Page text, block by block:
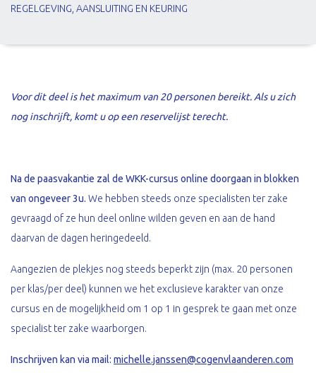
REGELGEVING, AANSLUITING EN KEURING
Voor dit deel is het maximum van 20 personen bereikt. Als u zich
nog inschrijft, komt u op een reservelijst terecht.
Na de paasvakantie zal de WKK-cursus online doorgaan in blokken
van ongeveer 3u. We hebben steeds onze specialisten ter zake
gevraagd of ze hun deel online wilden geven en aan de hand
daarvan de dagen heringedeeld.
Aangezien de plekjes nog steeds beperkt zijn (max. 20 personen
per klas/per deel) kunnen we het exclusieve karakter van onze
cursus en de mogelijkheid om 1 op 1 in gesprek te gaan met onze
specialist ter zake waarborgen.
Inschrijven kan via mail: michelle.janssen@cogenvlaanderen.com